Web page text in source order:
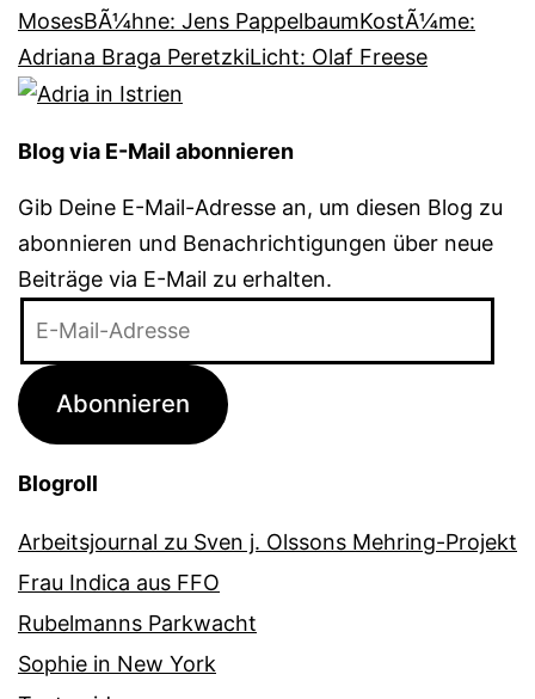
Blog via E-Mail abonnieren
Gib Deine E-Mail-Adresse an, um diesen Blog zu
abonnieren und Benachrichtigungen über neue
Beiträge via E-Mail zu erhalten.
Adresse
Abonnieren
Blogroll
Arbeitsjournal zu Sven j. Olssons Mehring-Projekt
Frau Indica aus FFO
Rubelmanns Parkwacht
Sophie in New York